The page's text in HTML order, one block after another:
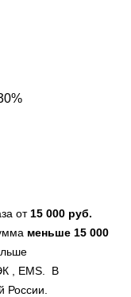
от15 000 руб.
меньше 15 000
, EMS. В
России.